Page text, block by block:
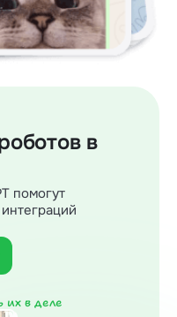
в
помогут
их в деле